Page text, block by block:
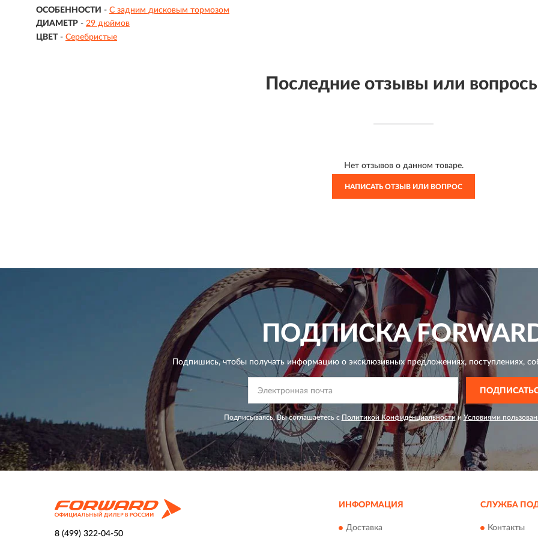
ОСОБЕННОСТИ - С задним дисковым тормозом
ДИАМЕТР - 29 дюймов
ЦВЕТ - Серебристые
Последние отзывы или
Нет отзывов о данном товаре.
НАПИСАТЬ ОТЗЫВ ИЛИ ВОПРОС
ПОДПИСКА
Подпишись, чтобы получать информацию о эксклюзивных предложениях,поступлениях,
Подписываясь, Вы соглашаетесь с Политикой Конфиденциальности и Условиями
8 (499) 322-04-50
ИНФОРМАЦИЯ
Доставка
СЛУЖБА
Контакты